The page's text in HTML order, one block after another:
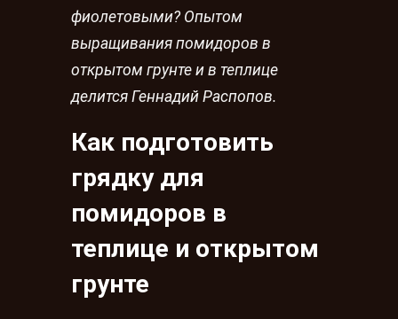
фиолетовыми? Опытом
выращивания помидоров в
открытом грунте и в теплице
делится Геннадий Распопов.
Как подготовить
грядку для
помидоров в
теплице и открытом
грунте